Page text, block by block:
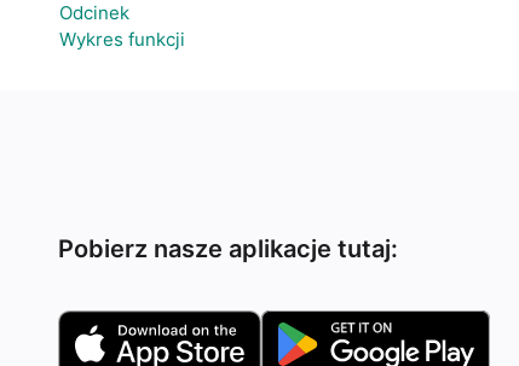
Odcinek
Wykres funkcji
Pobierz nasze aplikacje tutaj: